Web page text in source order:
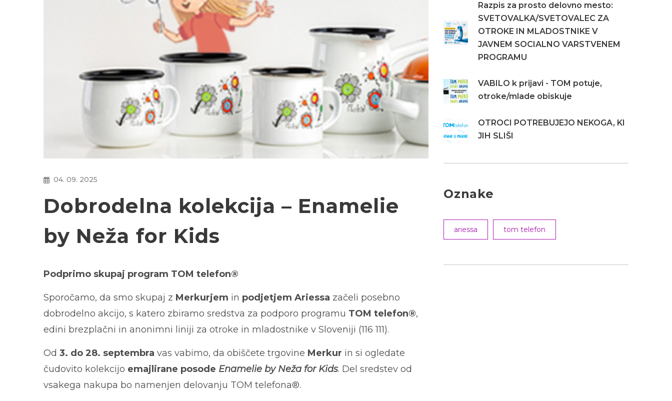
04. 09. 2025
Dobrodelna kolekcija – Enamelie
by Neža for Kids
Podprimo skupaj program TOM telefon®
Sporočamo, da smo skupaj z Merkurjem in podjetjem Ariessa začeli posebno
dobrodelno akcijo, s katero zbiramo sredstva za podporo programu TOM telefon®,
edini brezplačni in anonimni liniji za otroke in mladostnike v Sloveniji (116 111).
Od 3. do 28. septembra vas vabimo, da obiščete trgovine Merkur in si ogledate
čudovito kolekcijo emajlirane posode Enamelie by Neža for Kids. Del sredstev od
vsakega nakupa bo namenjen delovanju TOM telefona®.
Razpis za prosto delovno mesto:
SVETOVALKA/SVETOVALEC ZA
OTROKE IN MLADOSTNIKE V
JAVNEM SOCIALNO VARSTVENEM
PROGRAMU
VABILO k prijavi - TOM potuje,
otroke/mlade obiskuje
OTROCI POTREBUJEJO NEKOGA, KI
JIH SLIŠI
Oznake
ariessa tom telefon